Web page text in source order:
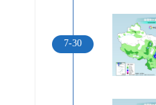
走进青海祁连 邂逅一场大
自然的顶级配色
7-30